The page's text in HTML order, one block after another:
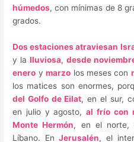
húmedos, con mínimas de 8
grados.
Dos estaciones atraviesan
y la lluviosa, desde
enero ymarzo los meses con
los matices son enormes,
del Golfo de Eilat, en el sur,
en julio y agosto,al frío con
Monte Hermón, en el norte,
Líbano. EnJerusalén, el